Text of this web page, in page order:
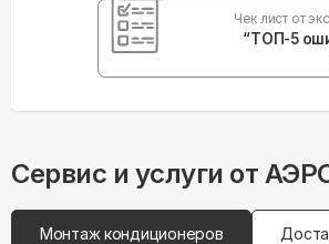
Чек лист от
“ТОП-5
Сервис и услуги от
Монтаж кондиционеров